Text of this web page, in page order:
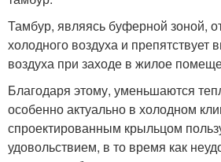
Тамбур, являясь буферной зоной,
холодного воздуха и препятствует
воздуха при заходе в жилое
Благодаря этому, уменьшаются
особенно актуально в холодном
спроектированным крыльцом
удовольствием, в то время как